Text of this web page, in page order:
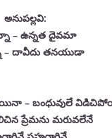
అనుపల్లవి:
– ఉన్నత దైవమా
దావీదు తనయుడా
– బంధువులే
ప్రేమను మరువలేనే